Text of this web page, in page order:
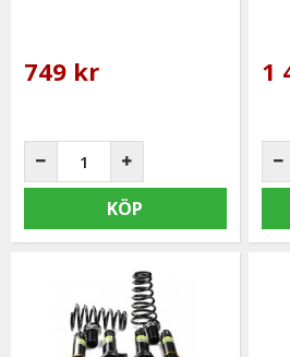
749 kr
KÖP
1